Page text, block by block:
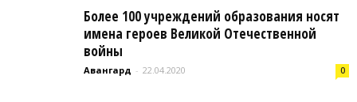
Более 100 учреждений образования носят
имена героев Великой Отечественной
войны
Авангард - 22.04.2020 0